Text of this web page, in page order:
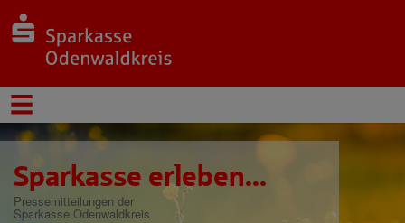
Sparkasse erleben...
Pressemitteilungen der
Sparkasse Odenwaldkreis